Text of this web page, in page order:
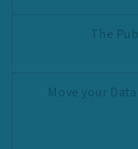
The
Move your